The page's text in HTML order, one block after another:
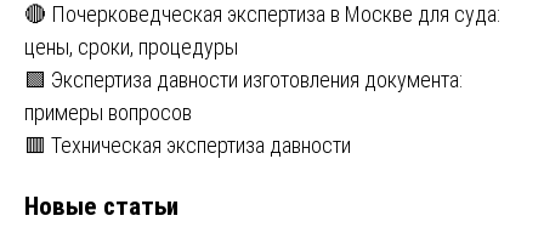
🔴 Почерковедческая экспертиза в Москве для суда:
цены, сроки, процедуры
🟩 Экспертиза давности изготовления документа:
примеры вопросов
🟥 Техническая экспертиза давности
Новые статьи